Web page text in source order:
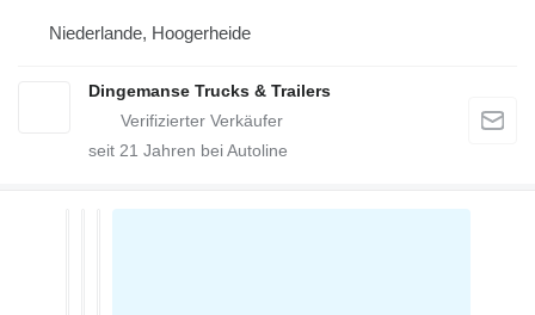
Niederlande, Hoogerheide
Dingemanse Trucks & Trailers
seit 21 Jahren bei Autoline